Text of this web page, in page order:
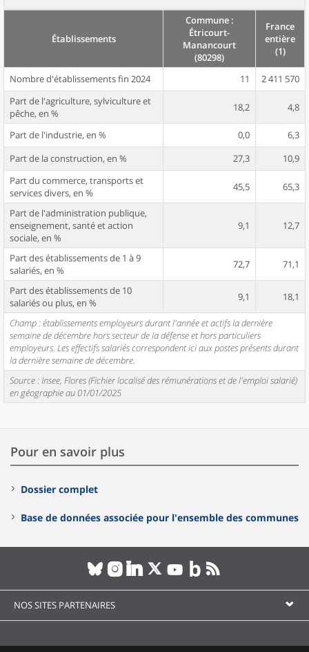
Établissements
Commune :
Étricourt-
Manancourt
(80298)
France
entière
(1)
Nombre d'établissements fin 2024 11
2 411 570
Part de l'agriculture, sylviculture et
pêche, en %
18,2 4,8
Part de l'industrie, en % 0,0
6,3
Part de la construction, en %
27,3
10,9
Part du commerce, transports et
services divers, en %
45,5 65,3
Part de l'administration publique,
enseignement, santé et action
sociale, en %
9,1 12,7
Part des établissements de 1 à 9
salariés, en %
72,7 71,1
Part des établissements de 10
salariés ou plus, en %
9,1 18,1
Champ : établissements employeurs durant l'année et actifs la dernière
semaine de décembre hors secteur de la défense et hors particuliers
employeurs. Les effectifs salariés correspondent ici aux postes présents durant
la dernière semaine de décembre.
Source : Insee, Flores (Fichier localisé des rémunérations et de l'emploi salarié)
en géographie au 01/01/2025
Pour en savoir plus
Dossier complet
Base de données associée pour l'ensemble des communes
NOS SITES PARTENAIRES